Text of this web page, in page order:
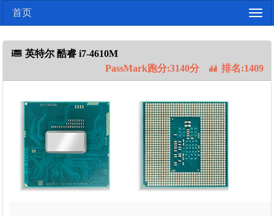
首页
英特尔 酷睿 i7-4610M
PassMark跑分:3140分
排名:1409